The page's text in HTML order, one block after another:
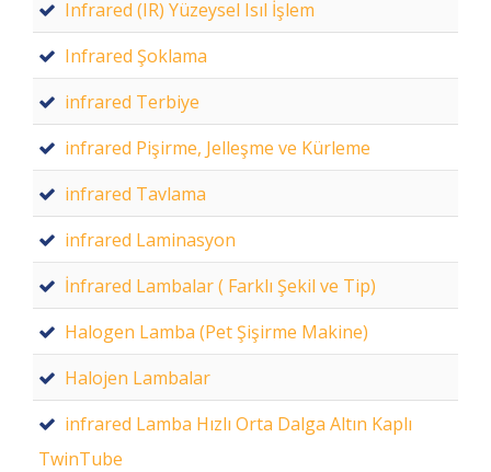
Infrared (IR) Yüzeysel Isıl İşlem
Infrared Şoklama
infrared Terbiye
infrared Pişirme, Jelleşme ve Kürleme
infrared Tavlama
infrared Laminasyon
İnfrared Lambalar ( Farklı Şekil ve Tip)
Halogen Lamba (Pet Şişirme Makine)
Halojen Lambalar
infrared Lamba Hızlı Orta Dalga Altın Kaplı
TwinTube